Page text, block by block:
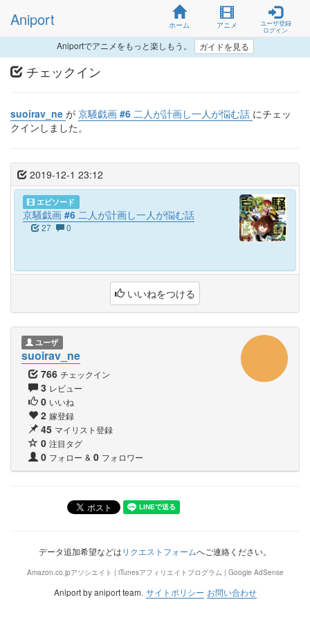
Aniport ホーム アニメ
ユーザ登録
ログイン
Aniportでアニメをもっと楽しもう。 ガイドを見る
チェックイン
suoirav_ne が 京騒戯画 #6 二人が計画し一人が悩む話 にチェッ
クインしました。
2019-12-1 23:12
エピソード
京騒戯画 #6 二人が計画し一人が悩む話
27 0
いいねをつける
ユーザ
suoirav_ne
766 チェックイン
3 レビュー
0 いいね
2 嫁登録
45 マイリスト登録
0 注目タグ
0 フォロー & 0 フォロワー
データ追加希望などはリクエストフォームへご連絡ください。
Amazon.co.jpアソシエイト | iTunesアフィリエイトプログラム | Google AdSense
Aniport by aniport team. サイトポリシー お問い合わせ